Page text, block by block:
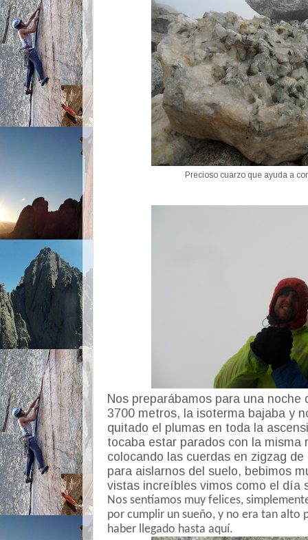
Precioso cuarzo que ayuda a
Nos preparábamos para una noche
3700 metros, la isoterma bajaba y
quitado el plumas en toda la
tocaba estar parados con la misma
colocando las cuerdas en zigzag
para aislarnos del suelo, bebimos
vistas increíbles vimos como el día
Nos sentíamos muy felices,
por cumplir un sueño, y no era tan alto
haber llegado hasta aquí.